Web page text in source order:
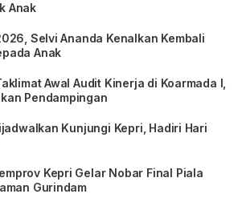
Anak
Selvi Ananda Kenalkan Kembali
Anak
Awal Audit Kinerja di Koarmada I,
Pendampingan
Kunjungi Kepri, Hadiri Hari
Kepri Gelar Nobar Final Piala
Gurindam